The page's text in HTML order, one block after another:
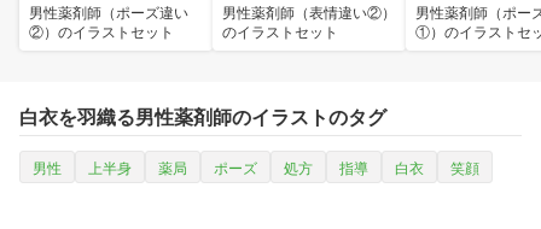
男性薬剤師（ポーズ違い
②）のイラストセット
男性薬剤師（表情違い②）
のイラストセット
男性薬剤師（ポー
①）のイラストセ
白衣を羽織る男性薬剤師のイラストのタグ
男性 上半身 薬局 ポーズ 処方 指導 白衣 笑顔